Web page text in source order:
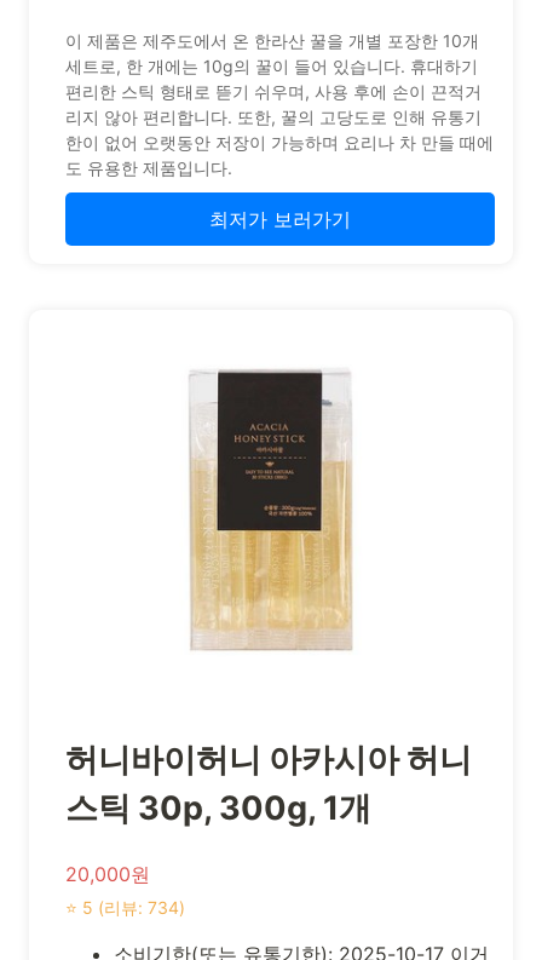
이 제품은 제주도에서 온 한라산 꿀을 개별 포장한 10개
세트로, 한 개에는 10g의 꿀이 들어 있습니다. 휴대하기
편리한 스틱 형태로 뜯기 쉬우며, 사용 후에 손이 끈적거
리지 않아 편리합니다. 또한, 꿀의 고당도로 인해 유통기
한이 없어 오랫동안 저장이 가능하며 요리나 차 만들 때에
도 유용한 제품입니다.
최저가 보러가기
허니바이허니 아카시아 허니
스틱 30p, 300g, 1개
20,000원
⭐ 5 (리뷰: 734)
소비기한(또는 유통기한): 2025-10-17 이거